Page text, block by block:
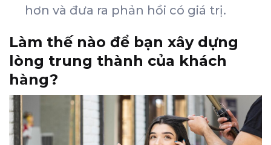
hơn và đưa ra phản hồi có giá trị.
Làm thế nào để bạn xây dựng
lòng trung thành của khách
hàng?